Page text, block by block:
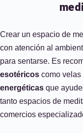
Crear un espacio de
con atención al
para sentarse. Es
esotéricos como
energéticas que
tanto espacios de
comercios